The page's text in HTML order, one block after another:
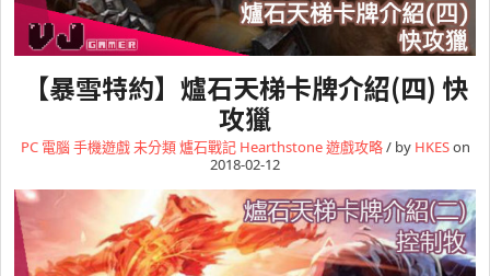
【暴雪特約】爐石天梯卡牌介紹(四) 快
攻獵
PC 電腦手機遊戲未分類爐石戰記 Hearthstone遊戲攻略/ by HKESon
2018-02-12